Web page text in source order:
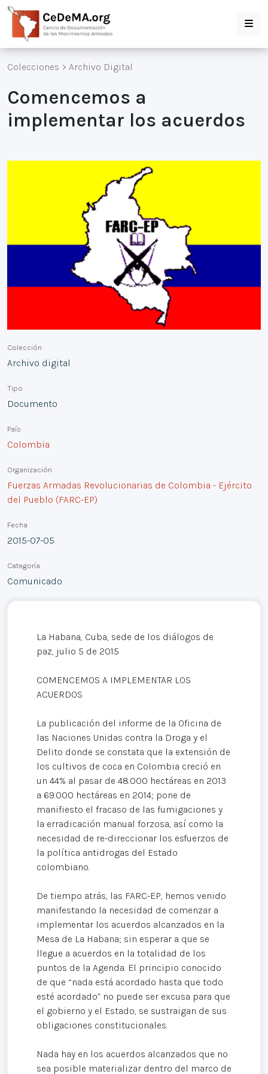
Colecciones > Archivo Digital
Comencemos a
implementar los acuerdos
Colección
Archivo digital
Tipo
Documento
País
Colombia
Organización
Fuerzas Armadas Revolucionarias de Colombia - Ejército
del Pueblo (FARC-EP)
Fecha
2015-07-05
Categoría
Comunicado
La Habana, Cuba, sede de los diálogos de
paz, julio 5 de 2015
COMENCEMOS A IMPLEMENTAR LOS
ACUERDOS
La publicación del informe de la Oficina de
las Naciones Unidas contra la Droga y el
Delito donde se constata que la extensión de
los cultivos de coca en Colombia creció en
un 44% al pasar de 48.000 hectáreas en 2013
a 69.000 hectáreas en 2014; pone de
manifiesto el fracaso de las fumigaciones y
la erradicación manual forzosa, así como la
necesidad de re-direccionar los esfuerzos de
la política antidrogas del Estado
colombiano.
De tiempo atrás, las FARC-EP, hemos venido
manifestando la necesidad de comenzar a
implementar los acuerdos alcanzados en la
Mesa de La Habana; sin esperar a que se
llegue a acuerdos en la totalidad de los
puntos de la Agenda. El principio conocido
de que “nada está acordado hasta que todo
esté acordado” no puede ser excusa para que
el gobierno y el Estado, se sustraigan de sus
obligaciones constitucionales.
Nada hay en los acuerdos alcanzados que no
sea posible materializar dentro del marco de